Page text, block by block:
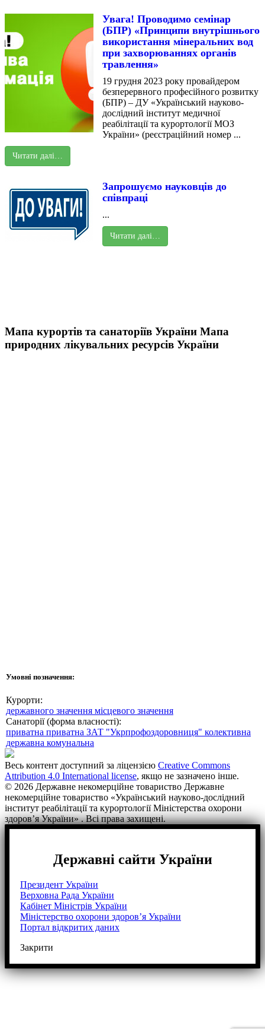
Увага! Проводимо семінар
(БПР) «Принципи внутрішнього
використання мінеральних вод
при захворюваннях органів
травлення»
19 грудня 2023 року провайдером
безперервного професійного розвитку
(БПР) – ДУ «Український науково-
дослідний інститут медичної
реабілітації та курортології МОЗ
України» (реєстраційний номер ...
Читати далі…
Запрошуємо науковців до
співпраці
...
Читати далі…
Мапа курортів та санаторіїв України Мапа
природних лікувальних ресурсів України
Умовні позначення:
Курорти:
державного значення місцевого значення
Санаторії (форма власності):
приватна приватна ЗАТ "Укрпрофоздоровниця" колективна
державна комунальна
Весь контент доступний за ліцензією Creative Commons
Attribution 4.0 International license, якщо не зазначено інше.
© 2026 Державне некомерційне товариство Державне
некомерційне товариство «Український науково-дослідний
інститут реабілітації та курортології Міністерства охорони
здоров’я України» . Всі права захищені.
Державні сайти України
Президент України
Верховна Рада України
Кабінет Міністрів України
Міністерство охорони здоров’я України
Портал відкритих даних
Закрити